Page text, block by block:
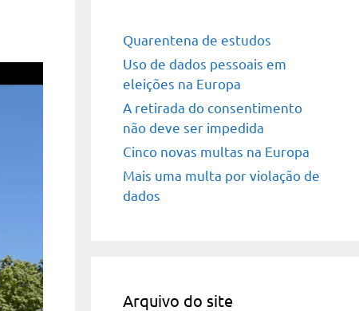
Quarentena de estudos
Uso de dados pessoais em
eleições na Europa
A retirada do consentimento
não deve ser impedida
Cinco novas multas na Europa
Mais uma multa por violação de
dados
Arquivo do site